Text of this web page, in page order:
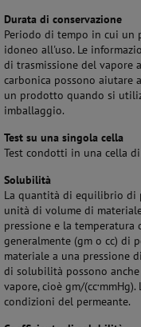
Durata di conservazione
Periodo di tempo in cui un
idoneo all'uso. Le
di trasmissione del vapore
carbonica possono aiutare
un prodotto quando si
imballaggio.
Test su una singola cella
Test condotti in una cella
Solubilità
La quantità di equilibrio di
unità di volume di
pressione e la temperatura
generalmente (gm o cc) di
materiale a una pressione
di solubilità possono
vapore, cioè gm/(cc.
condizioni del permeante.